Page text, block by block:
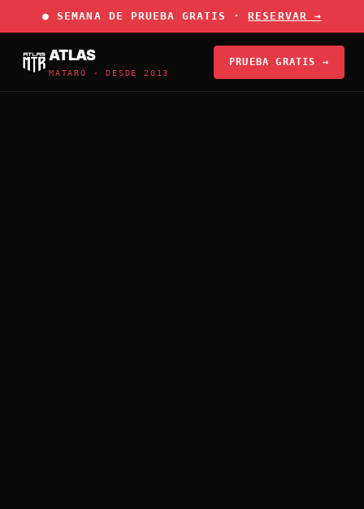
● SEMANA DE PRUEBA GRATIS ·RESERVAR →
ATLAS
MATARÓ · DESDE 2013
PRUEBA GRATIS →